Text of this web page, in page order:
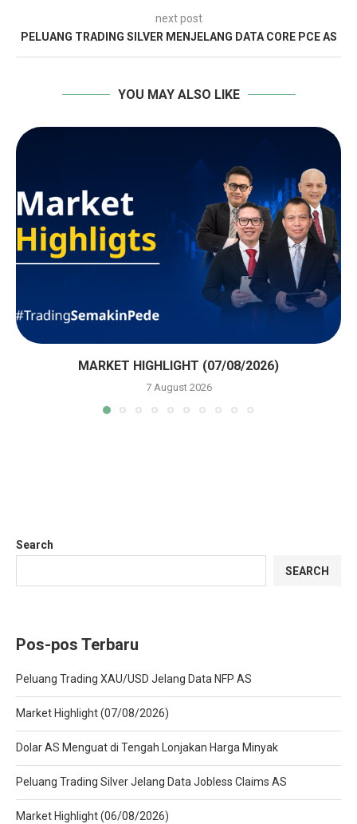
next post
PELUANG TRADING SILVER MENJELANG DATA CORE PCE AS
YOU MAY ALSO LIKE
MARKET HIGHLIGHT (07/08/2026)
7 August 2026
Search
SEARCH
Pos-pos Terbaru
Peluang Trading XAU/USD Jelang Data NFP AS
Market Highlight (07/08/2026)
Dolar AS Menguat di Tengah Lonjakan Harga Minyak
Peluang Trading Silver Jelang Data Jobless Claims AS
Market Highlight (06/08/2026)